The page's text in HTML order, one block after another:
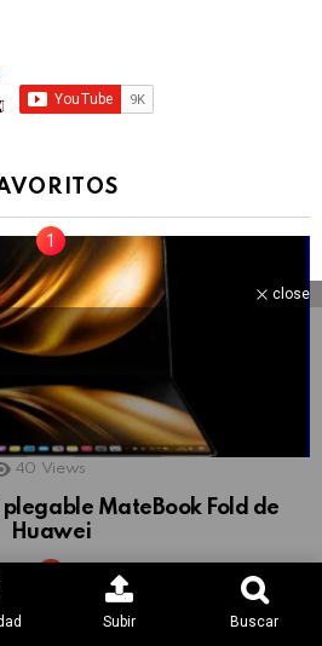
40 Views
MateBook Fold de
Huawei
close
Subir Buscar